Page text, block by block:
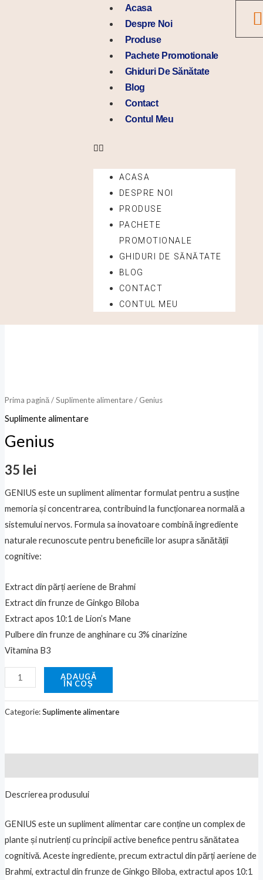
Acasa
Despre Noi
Produse
Pachete Promotionale
Ghiduri De Sănătate
Blog
Contact
Contul Meu
Menu
ACASA
DESPRE NOI
PRODUSE
PACHETE
PROMOTIONALE
GHIDURI DE SĂNĂTATE
BLOG
CONTACT
CONTUL MEU
Prima pagină/Suplimente alimentare/ Genius
Suplimente alimentare
Genius
35 lei
GENIUS este un supliment alimentar formulat pentru a susține
memoria și concentrarea, contribuind la funcționarea normală a
sistemului nervos. Formula sa inovatoare combină ingrediente
naturale recunoscute pentru beneficiile lor asupra sănătății
cognitive:
Extract din părți aeriene de Brahmi
Extract din frunze de Ginkgo Biloba
Extract apos 10:1 de Lion’s Mane
Pulbere din frunze de anghinare cu 3% cinarizine
Vitamina B3
ADAUGĂ
ÎN COȘ
Categorie:Suplimente alimentare
Descrierea produsului
GENIUS este un supliment alimentar care conține un complex de
plante și nutrienți cu principii active benefice pentru sănătatea
cognitivă. Aceste ingrediente, precum extractul din părți aeriene de
Brahmi, extractul din frunze de Ginkgo Biloba, extractul apos 10:1